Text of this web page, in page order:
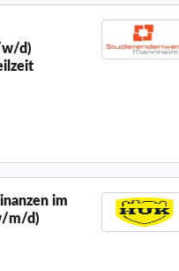
w/d)
im
m/d)